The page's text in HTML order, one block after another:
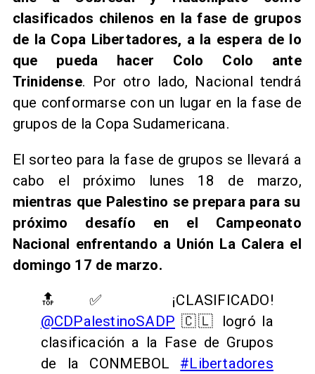
clasificados chilenos en la fase de grupos
de la Copa Libertadores, a la espera de lo
que pueda hacer Colo Colo ante
Trinidense. Por otro lado, Nacional tendrá
que conformarse con un lugar en la fase de
grupos de la Copa Sudamericana.
El sorteo para la fase de grupos se llevará a
cabo el próximo lunes 18 de marzo,
mientras que Palestino se prepara para su
próximo desafío en el Campeonato
Nacional enfrentando a Unión La Calera el
domingo 17 de marzo.
🔝✅ ¡CLASIFICADO!
@CDPalestinoSADP 🇨🇱 logró la
clasificación a la Fase de Grupos
de la CONMEBOL #Libertadores